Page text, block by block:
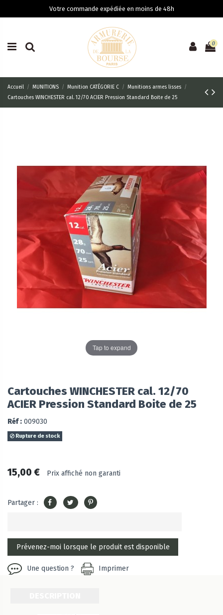
Votre commande expédiée en moins de 48h
0
Accueil MUNITIONS Munition CATÉGORIE C
Munitions armes lisses
Cartouches WINCHESTER cal. 12/70 ACIER Pression Standard Boite de 25
Tap to expand
Cartouches WINCHESTER cal. 12/70
ACIER Pression Standard Boite de 25
Réf : 009030
Rupture de stock
15,00 € Prix affiché non garanti
Partager :
Une question ? Imprimer